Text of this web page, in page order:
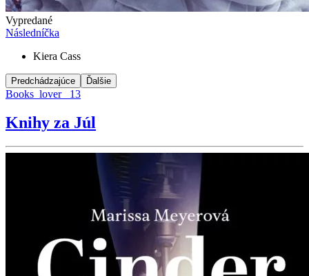
Vypredané
Následníčka
Kiera Cass
Predchádzajúce Ďalšie
Books_lover_ 13
Knihy za Júl